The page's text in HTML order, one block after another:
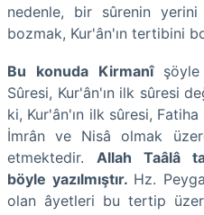
nedenle, bir sûrenin yerini
bozmak, Kur'ân'ın tertibini
Bu konuda Kirmanî
Sûresi, Kur'ân'ın ilk sûresi
ki, Kur'ân'ın ilk sûresi,
İmrân ve Nisâ olmak
etmektedir. Allah Taâlâ
böyle yazılmıştır. Hz.
olan âyetleri bu tertip